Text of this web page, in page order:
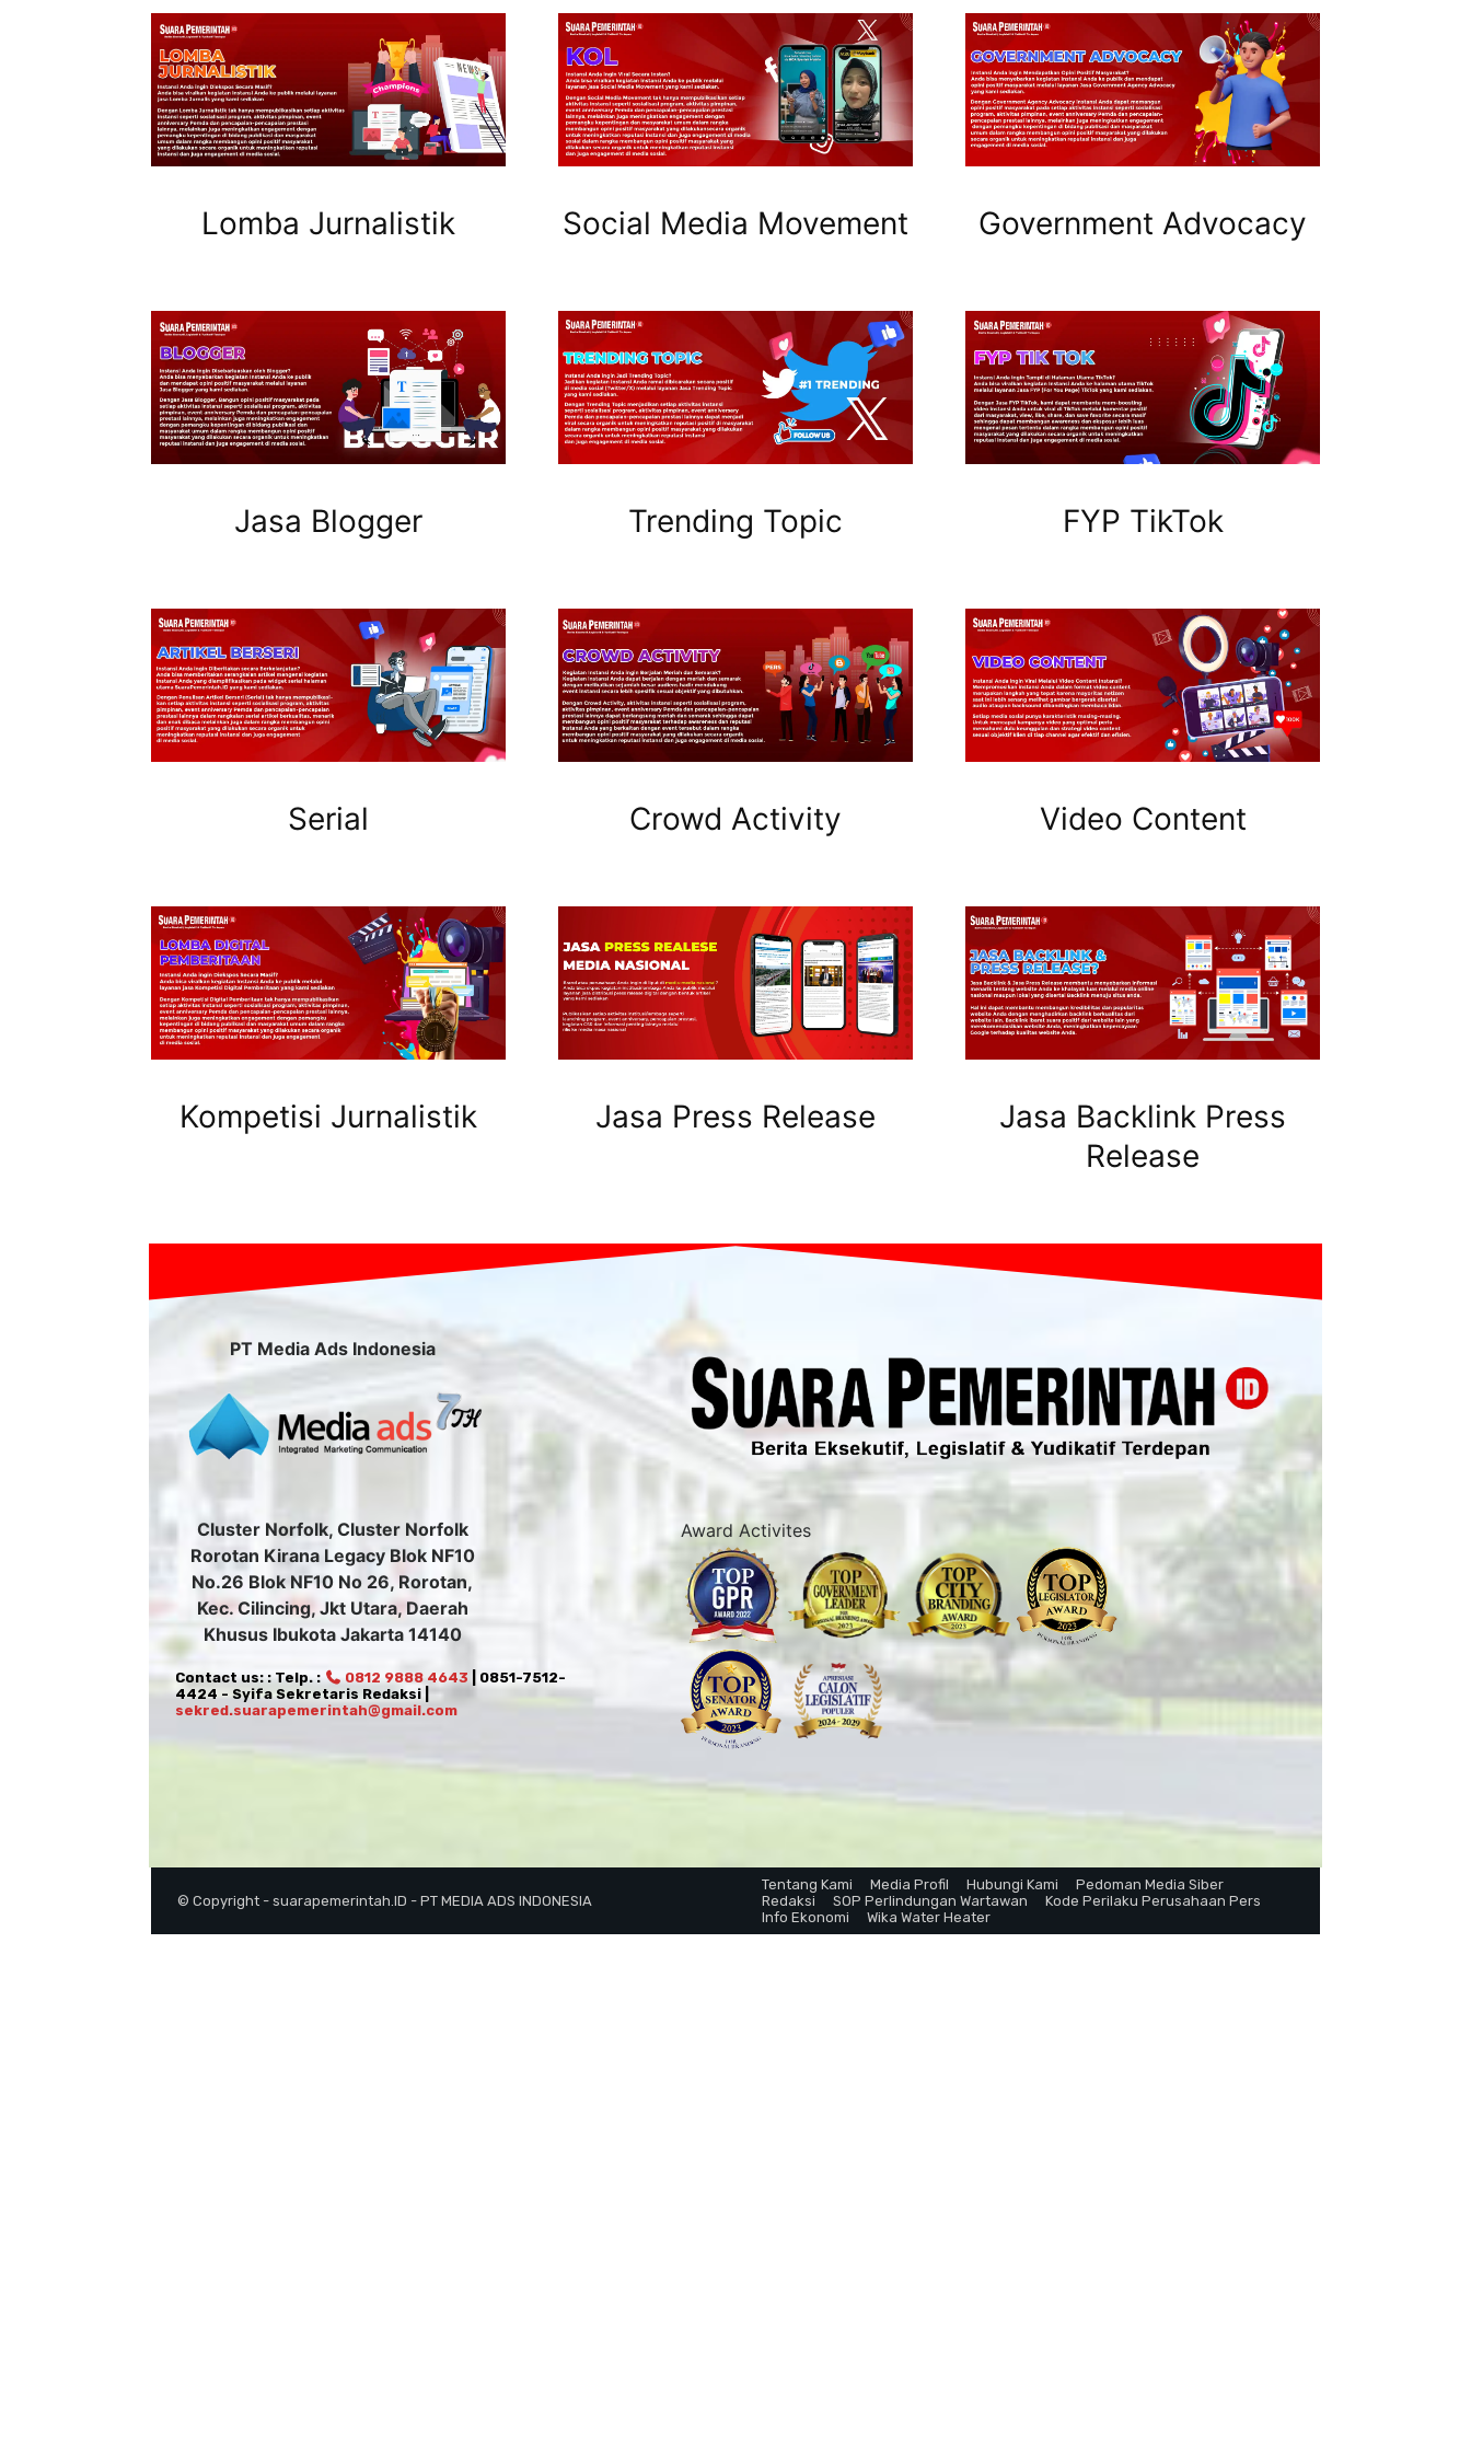
Lomba Jurnalistik
Jasa Blogger
Serial
Kompetisi Jurnalistik
Social Media Movement
Trending Topic
Crowd Activity
Jasa Press Release
Government Advocacy
FYP TikTok
Video Content
Jasa Backlink Press
Release
PT Media Ads Indonesia
Cluster Norfolk, Cluster Norfolk
Rorotan Kirana Legacy Blok NF10
No.26 Blok NF10 No 26, Rorotan,
Kec. Cilincing, Jkt Utara, Daerah
Khusus Ibukota Jakarta 14140
Contact us: : Telp. : 0812 9888 4643 | 0851-7512-
4424 - Syifa Sekretaris Redaksi |
sekred.suarapemerintah@gmail.com
Award Activites
© Copyright - suarapemerintah.ID - PT MEDIA ADS INDONESIA
Tentang Kami Media Profil Hubungi Kami
Pedoman Media Siber
Redaksi
SOP Perlindungan Wartawan
Kode Perilaku Perusahaan Pers
Info Ekonomi
Wika Water Heater